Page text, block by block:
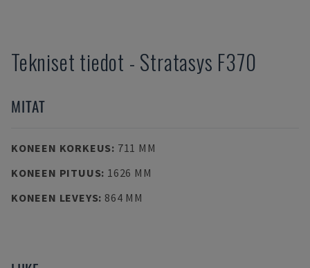
Tekniset tiedot - Stratasys F370
MITAT
KONEEN KORKEUS: 711 MM
KONEEN PITUUS: 1626 MM
KONEEN LEVEYS: 864 MM